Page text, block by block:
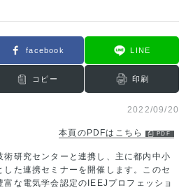
facebook LINE
コピー 印刷
2022/09/20
本頁のPDFはこちら
術研究センターと連携し、主に都内中小
た連携セミナーを開催します。このセ
富な電気学会認定のIEEJプロフェッショ